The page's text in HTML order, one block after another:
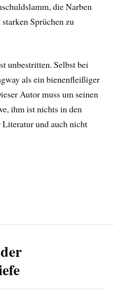
die Narben
Sprüchen zu
unbestritten. Selbst bei
als ein bienenfleißiger
Autor muss um seinen
ihm ist nichts in den
und auch nicht